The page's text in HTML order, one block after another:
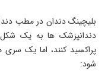
بلیچینگ دندان در مطب
دندانپزشک ها به یک شکل
پراکسید کنند، اما یک
شود: